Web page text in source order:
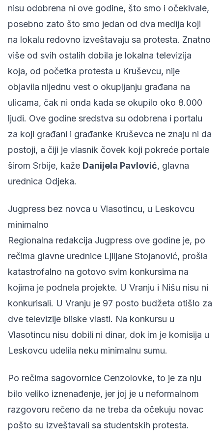
nisu odobrena ni ove godine, što smo i očekivale,
posebno zato što smo jedan od dva medija koji
na lokalu redovno izveštavaju sa protesta. Znatno
više od svih ostalih dobila je lokalna televizija
koja, od početka protesta u Kruševcu, nije
objavila nijednu vest o okupljanju građana na
ulicama, čak ni onda kada se okupilo oko 8.000
ljudi. Ove godine sredstva su odobrena i portalu
za koji građani i građanke Kruševca ne znaju ni da
postoji, a čiji je vlasnik čovek koji pokreće portale
širom Srbije, kaže Danijela Pavlović, glavna
urednica Odjeka.
Jugpress bez novca u Vlasotincu, u Leskovcu
minimalno
Regionalna redakcija Jugpress ove godine je, po
rečima glavne urednice Ljiljane Stojanović, prošla
katastrofalno na gotovo svim konkursima na
kojima je podnela projekte. U Vranju i Nišu nisu ni
konkurisali. U Vranju je 97 posto budžeta otišlo za
dve televizije bliske vlasti. Na konkursu u
Vlasotincu nisu dobili ni dinar, dok im je komisija u
Leskovcu udelila neku minimalnu sumu.
Po rečima sagovornice Cenzolovke, to je za nju
bilo veliko iznenađenje, jer joj je u neformalnom
razgovoru rečeno da ne treba da očekuju novac
pošto su izveštavali sa studentskih protesta.